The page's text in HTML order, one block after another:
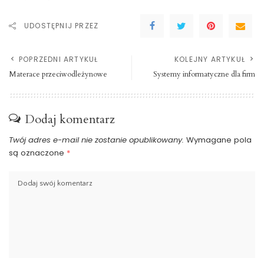
UDOSTĘPNIJ PRZEZ
POPRZEDNI ARTYKUŁ
Materace przeciwodleżynowe
KOLEJNY ARTYKUŁ
Systemy informatyczne dla firm
Dodaj komentarz
Twój adres e-mail nie zostanie opublikowany. Wymagane pola
są oznaczone *